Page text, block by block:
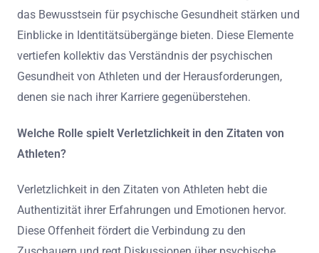
das Bewusstsein für psychische Gesundheit stärken und
Einblicke in Identitätsübergänge bieten. Diese Elemente
vertiefen kollektiv das Verständnis der psychischen
Gesundheit von Athleten und der Herausforderungen,
denen sie nach ihrer Karriere gegenüberstehen.
Welche Rolle spielt Verletzlichkeit in den Zitaten von
Athleten?
Verletzlichkeit in den Zitaten von Athleten hebt die
Authentizität ihrer Erfahrungen und Emotionen hervor.
Diese Offenheit fördert die Verbindung zu den